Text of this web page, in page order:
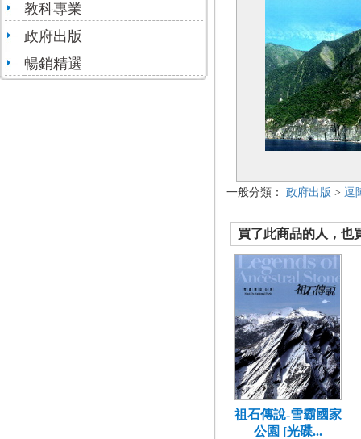
教科專業
政府出版
暢銷精選
一般分類： 政府出版 > 逗
買了此商品的人，也
祖石傳說-雪霸國家
公園 [光碟...